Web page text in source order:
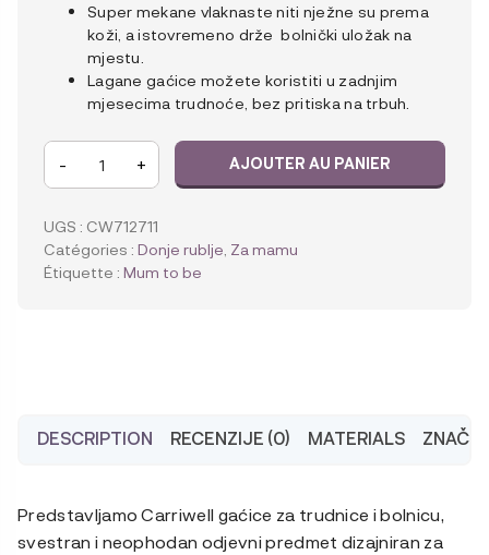
Super mekane vlaknaste niti nježne su prema
koži, a istovremeno drže bolnički uložak na
mjestu.
Lagane gaćice možete koristiti u zadnjim
mjesecima trudnoće, bez pritiska na trbuh.
quantité
Perive
trudničke
i
- + AJOUTER AU PANIER
UGS : CW712711
Catégories : Donje rublje Za mamu
Étiquette : Mum to be
DESCRIPTION RECENZIJE (0) MATERIALS
Predstavljamo Carriwell gaćice za trudnice i bolnicu,
svestran i neophodan odjevni predmet dizajniran za